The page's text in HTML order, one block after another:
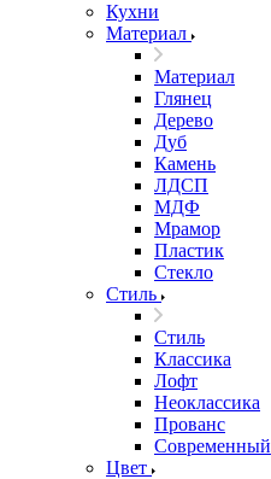
Кухни
Материал
Материал
Глянец
Дерево
Дуб
Камень
ЛДСП
МДФ
Мрамор
Пластик
Стекло
Стиль
Стиль
Классика
Лофт
Неоклассика
Прованс
Современный
Цвет